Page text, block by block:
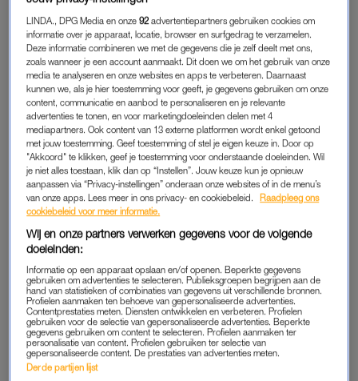
reis. Daar kies je zelf voor, zeggen ze dan. Maar het is prikken
of stikken”, vindt ze.
CAFÉ-EIGENARESSE MARGA
Bij Marga is iedereen welkom. Ook als dat betekent dat haar
tent wordt gesloten omdat ze zich niet aan de coronaregels
houdt. “Ik raak liever geld kwijt dan mijn vrijheid. Zonder
vrijheid heb je niks meer”, zo stelt ze.
Of haar café nu wordt gesloten of ze zelf na 36 jaar de stekker
Vanaf zaterdag 25 september mogen mensen alleen nog van
coronatoegangsbewijs. Daarom geeft Marga op 24 september
nog op het nippertje een groot (afscheids)feest.
Ze zal niemand weigeren, maar is ook de beroerdste niet
iemand eruit te zetten. “Ik discrimineer niemand. Alleen als je
je niet gedraagt, dan zeg ik: ga maar lekker naar buiten.”
LINDA., DPG Media en onze92 advertentiepartners gebruiken cookies om
informatie over je apparaat, locatie, browser en surfgedrag te verzamelen.
Deze informatie combineren we met de gegevens die je zelf deelt met ons,
zoals wanneer je een account aanmaakt. Dit doen we om het gebruik van onze
media te analyseren en onze websites en apps te verbeteren. Daarnaast
kunnen we, als je hier toestemming voor geeft, je gegevens gebruiken om onze
content, communicatie en aanbod te personaliseren en je relevante
advertenties te tonen, en voor marketingdoeleinden delen met 4
mediapartners. Ook content van 13 externe platformen wordt enkel getoond
met jouw toestemming. Geef toestemming of stel je eigen keuze in. Door op
"Akkoord" te klikken, geef je toestemming voor onderstaande doeleinden. Wil
je niet alles toestaan, klik dan op “Instellen”. Jouw keuze kun je opnieuw
aanpassen via “Privacy-instellingen” onderaan onze websites of in de menu’s
van onze apps. Lees meer in ons privacy- en cookiebeleid.
Raadpleeg ons
cookiebeleid voor meer informatie.
Wij en onze partners verwerken gegevens voor de volgende
doeleinden:
Informatie op een apparaat opslaan en/of openen. Beperkte gegevens
gebruiken om advertenties te selecteren. Publieksgroepen begrijpen aan de
hand van statistieken of combinaties van gegevens uit verschillende bronnen.
Profielen aanmaken ten behoeve van gepersonaliseerde advertenties.
Contentprestaties meten. Diensten ontwikkelen en verbeteren. Profielen
gebruiken voor de selectie van gepersonaliseerde advertenties. Beperkte
gegevens gebruiken om content te selecteren. Profielen aanmaken ter
personalisatie van content. Profielen gebruiken ter selectie van
gepersonaliseerde content. De prestaties van advertenties meten.
Derde partijen lijst